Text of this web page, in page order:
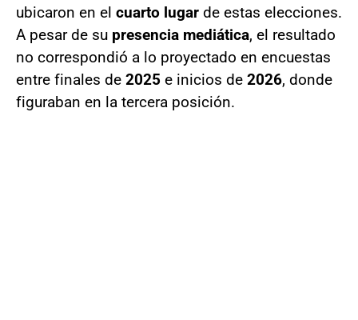
ubicaron en el cuarto lugar de estas elecciones.
A pesar de su presencia mediática, el resultado
no correspondió a lo proyectado en encuestas
entre finales de 2025 e inicios de 2026, donde
figuraban en la tercera posición.